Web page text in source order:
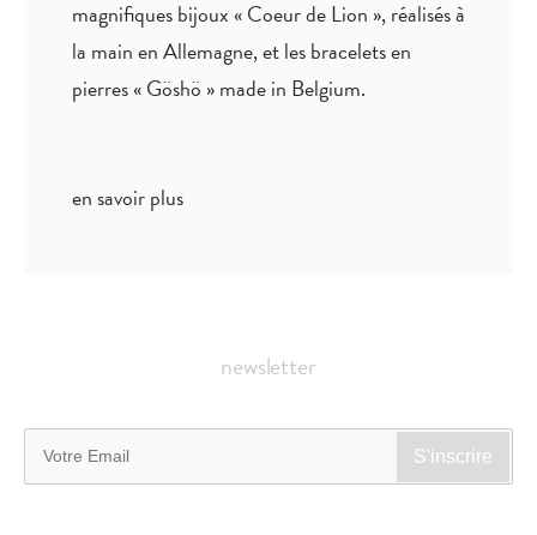
magnifiques bijoux « Coeur de Lion », réalisés à
la main en Allemagne, et les bracelets en
pierres « Göshö » made in Belgium.
en savoir plus
newsletter